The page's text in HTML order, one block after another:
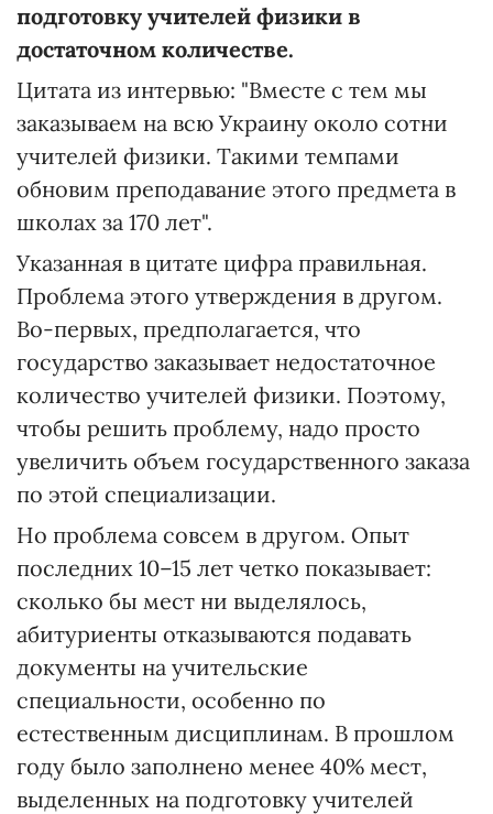
подготовку учителей физики в
достаточном количестве.
Цитата из интервью: "Вместе с тем мы
заказываем на всю Украину около сотни
учителей физики. Такими темпами
обновим преподавание этого предмета в
школах за 170 лет".
Указанная в цитате цифра правильная.
Проблема этого утверждения в другом.
Во-первых, предполагается, что
государство заказывает недостаточное
количество учителей физики. Поэтому,
чтобы решить проблему, надо просто
увеличить объем государственного заказа
по этой специализации.
Но проблема совсем в другом. Опыт
последних 10–15 лет четко показывает:
сколько бы мест ни выделялось,
абитуриенты отказываются подавать
документы на учительские
специальности, особенно по
естественным дисциплинам. В прошлом
году было заполнено менее 40% мест,
выделенных на подготовку учителей